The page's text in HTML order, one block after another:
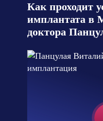
Как проходит
имплантата
доктора